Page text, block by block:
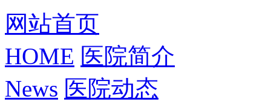
网站首页
HOME 医院简介
News 医院动态